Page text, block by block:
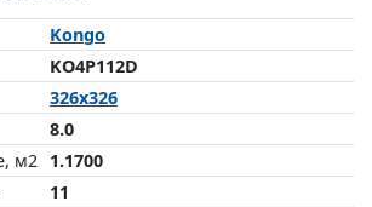
Kongo
KO4P112D
326x326
8.0
м2 1.1700
11